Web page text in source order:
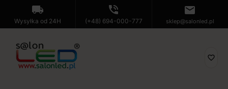
local_shipping
Wysyłka od 24H
phone_in_talk
(+48) 694-000-777
mail
sklep@salonled.pl
favorite_border